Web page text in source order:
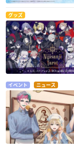
グッズ
イベント ニュース